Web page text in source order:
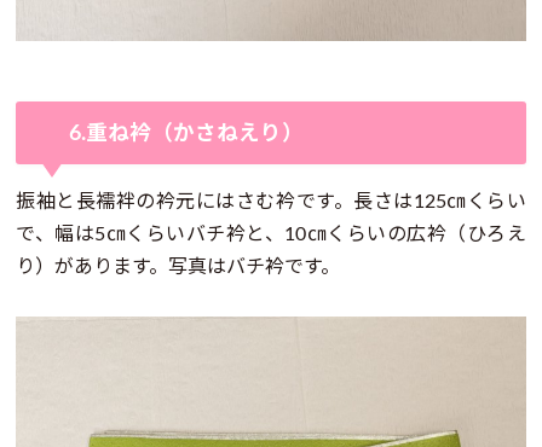
6.重ね衿（かさねえり）
振袖と長襦袢の衿元にはさむ衿です。長さは125㎝くらい
で、幅は5㎝くらいバチ衿と、10㎝くらいの広衿（ひろえ
り）があります。写真はバチ衿です。